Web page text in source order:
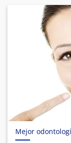
Mejor